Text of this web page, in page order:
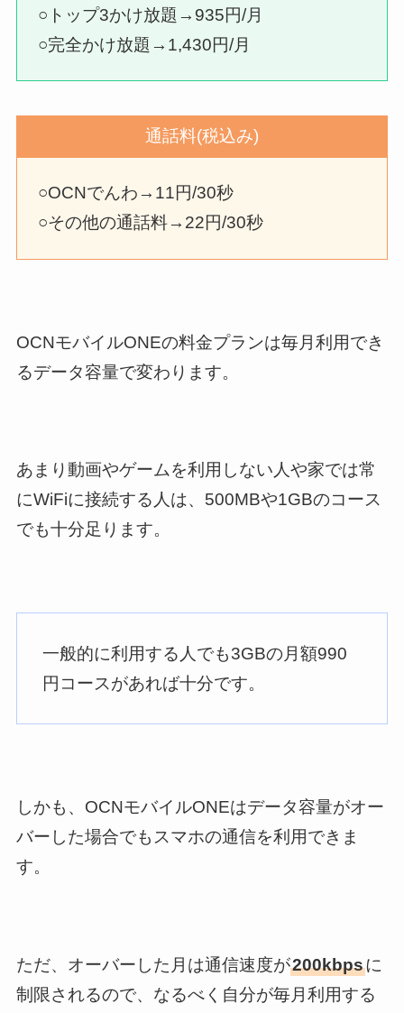
○トップ3かけ放題→935円/月
○完全かけ放題→1,430円/月
通話料(税込み)
○OCNでんわ→11円/30秒
○その他の通話料→22円/30秒
OCNモバイルONEの料金プランは毎月利用でき
るデータ容量で変わります。
あまり動画やゲームを利用しない人や家では常
にWiFiに接続する人は、500MBや1GBのコース
でも十分足ります。
一般的に利用する人でも3GBの月額990
円コースがあれば十分です。
しかも、OCNモバイルONEはデータ容量がオー
バーした場合でもスマホの通信を利用できま
す。
ただ、オーバーした月は通信速度が200kbpsに
制限されるので、なるべく自分が毎月利用する